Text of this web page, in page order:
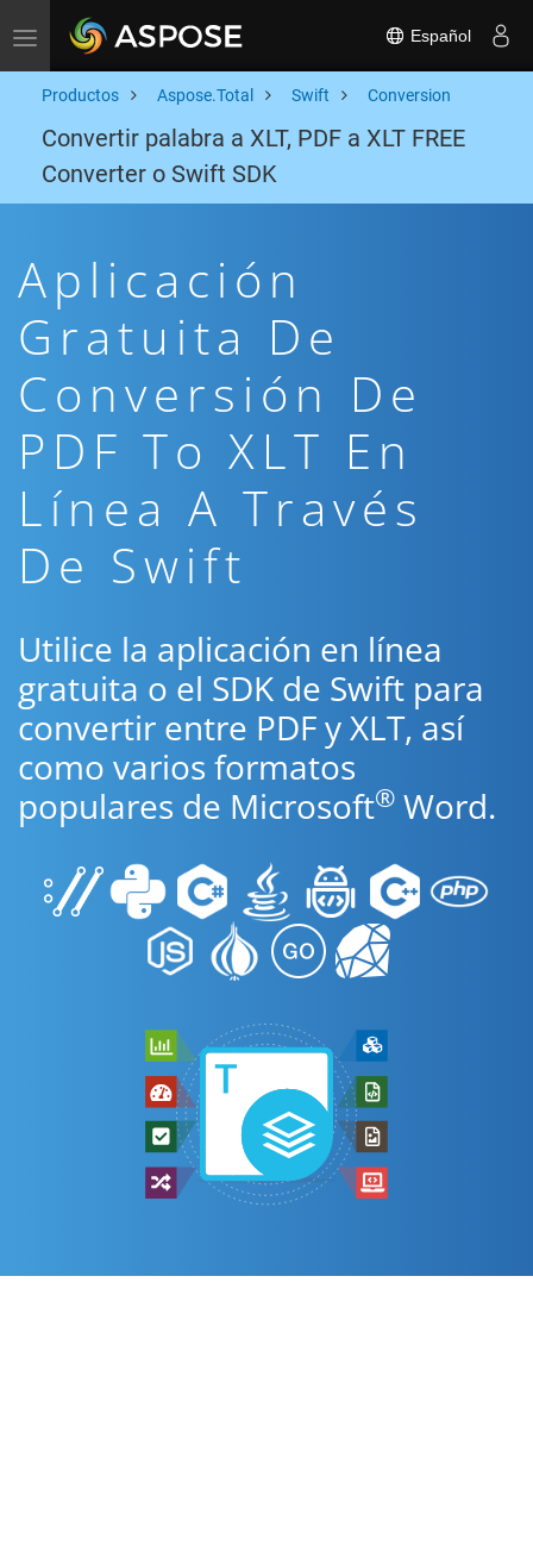
Toggle navigation Español
Productos Aspose.Total Swift Conversion
Convertir palabra a XLT, PDF a XLT FREE
Converter o Swift SDK
Aplicación
Gratuita De
Conversión De
PDF To XLT En
Línea A Través
De Swift
Utilice la aplicación en línea
gratuita o el SDK de Swift para
convertir entre PDF y XLT, así
como varios formatos
populares de Microsoft® Word.